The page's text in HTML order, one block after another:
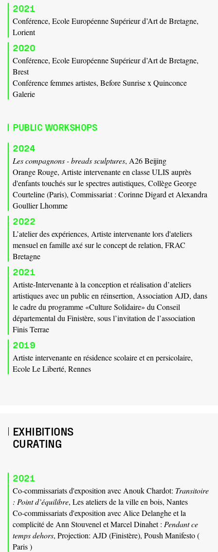
2021
Conférence, Ecole Européenne Supérieur d’Art de Bretagne,
Lorient
2020
Conférence, Ecole Européenne Supérieur d’Art de Bretagne,
Brest
Conférence femmes artistes, Before Sunrise x Quinconce
Galerie
PUBLIC WORKSHOPS
2024
Les compagnons - breads sculptures, A26 Beijing
Orange Rouge, Artiste intervenante en classe ULIS auprès
d'enfants touchés sur le spectres autistiques, Collège George
Courteline (Paris), Commissariat : Corinne Digard et Alexandra
Goullier Lhomme
2022
L’atelier des expériences, Artiste intervenante lors d'ateliers
mensuel en famille axé sur le concept de relation, FRAC
Bretagne
2021
Artiste-Intervenante à la conception et réalisation d’ateliers
artistiques avec un public en réinsertion, Association AJD, dans
le cadre du programme «Culture Solidaire» du Conseil
départemental du Finistère, sous l’invitation de l’association
Finis Terrae
2019
Artiste intervenante en résidence scolaire et en persicolaire,
Ecole Le Liberté, Rennes
EXHIBITIONS
CURATING
2021
Co-commissariats d'exposition avec Anouk Chardot: Transitoire
: Point d’équilibre, Les ateliers de la ville en bois, Nantes
Co-commissariats d'exposition avec Alice Delanghe et la
complicité de Ann Stouvenel et Marcel Dinahet : Pendant ce
temps dehors, Projection: AJD (Finistère), Poush Manifesto (
Paris )